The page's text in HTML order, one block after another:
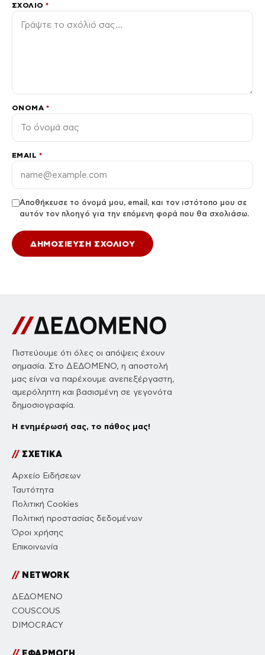
ΣΧΌΛΙΟ*
ΌΝΟΜΑ *
EMAIL *
Αποθήκευσε το όνομά μου, email, και τον ιστότοπο μου σε
αυτόν τον πλοηγό για την επόμενη φορά που θα σχολιάσω.
Πιστεύουμε ότι όλες οι απόψεις έχουν
σημασία. Στο ΔΕΔΟΜΕΝΟ, η αποστολή
μας είναι να παρέχουμε ανεπεξέργαστη,
αμερόληπτη και βασισμένη σε γεγονότα
δημοσιογραφία.
Η ενημέρωσή σας, το πάθος μας!
//ΣΧΕΤΙΚΑ
Αρχείο Ειδήσεων
Ταυτότητα
Πολιτική Cookies
Πολιτική προστασίας δεδομένων
Όροι χρήσης
Επικοινωνία
//NETWORK
ΔΕΔΟΜΕΝΟ
COUSCOUS
DIMOCRACY